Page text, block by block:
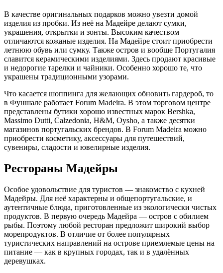
В качестве оригинальных подарков можно увезти домой
изделия из пробки. Из неё на Мадейре делают сумки,
украшения, открытки и зонты. Высоким качеством
отличаются кожаные изделия. На Мадейре стоит приобрести
летнюю обувь или сумку. Также остров и вообще Португалия
славится керамическими изделиями. Здесь продают красивые
и недорогие тарелки и чайники. Особенно хорошо те, что
украшены традиционными узорами.
Что касается шоппинга для желающих обновить гардероб, то
в Фуншале работает Forum Madeira. В этом торговом центре
представлены бутики хорошо известных марок Bershka,
Massimo Dutti, Calzedonia, H&M, Oysho, а также десятки
магазинов португальских брендов. В Forum Madeira можно
приобрести косметику, аксессуары для путешествий,
сувениры, сладости и ювелирные изделия.
Рестораны Мадейры
Особое удовольствие для туристов — знакомство с кухней
Мадейры. Для неё характерны и общепортугальские, и
аутентичные блюда, приготовленные из экологически чистых
продуктов. В первую очередь Мадейра — остров с обилием
рыбы. Поэтому любой ресторан предложит широкий выбор
морепродуктов. В отличие от более популярных
туристических направлений на острове приемлемые цены на
питание — как в крупных городах, так и в удалённых
деревушках.